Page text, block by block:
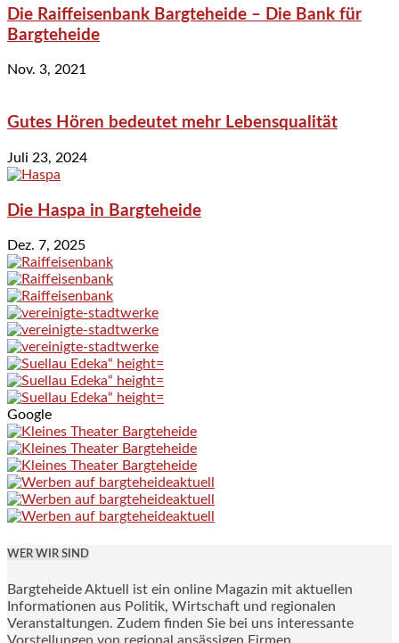
Die Raiffeisenbank Bargteheide – Die Bank für
Bargteheide
Nov. 3, 2021
Gutes Hören bedeutet mehr Lebensqualität
Juli 23, 2024
Die Haspa in Bargteheide
Dez. 7, 2025
Google
WER WIR SIND
Bargteheide Aktuell ist ein online Magazin mit aktuellen
Informationen aus Politik, Wirtschaft und regionalen
Veranstaltungen. Zudem finden Sie bei uns interessante